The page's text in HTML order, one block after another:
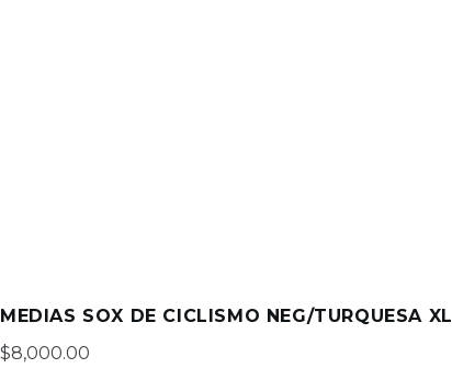
MEDIAS SOX DE CICLISMO NEG/TURQUESA XL
$8,000.00